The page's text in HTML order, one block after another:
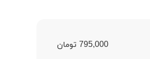
795,000 تومان